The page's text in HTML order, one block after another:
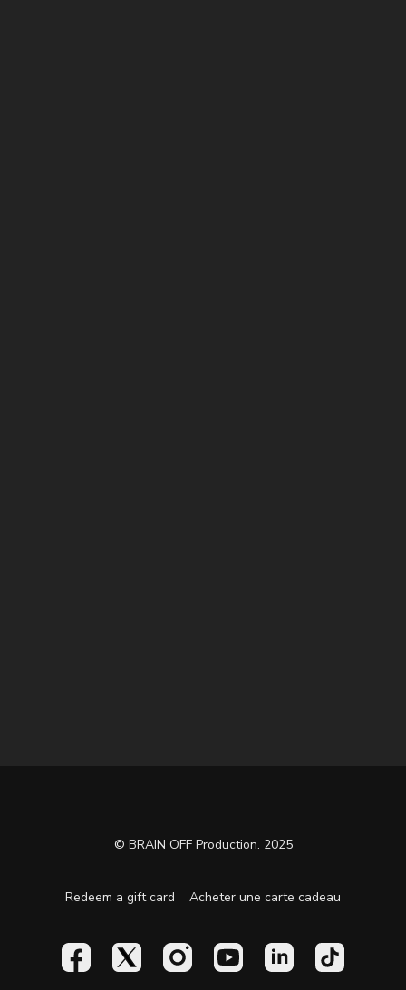
© BRAIN OFF Production. 2025
Redeem a gift card Acheter une carte cadeau